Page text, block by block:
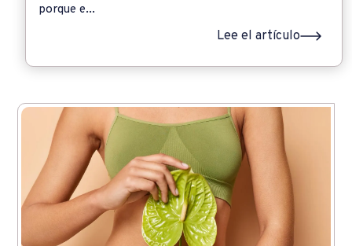
porque e...
Lee el artículo